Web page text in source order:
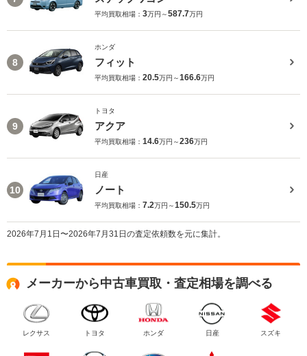
平均買取相場： 3万円～587.7万円
8
ホンダ
フィット
平均買取相場： 20.5万円～166.6万円
9
トヨタ
アクア
平均買取相場： 14.6万円～236万円
10
日産
ノート
平均買取相場： 7.2万円～150.5万円
2026年7月1日〜2026年7月31日の査定依頼数を元に集計。
メーカーから中古車買取・査定相場を調べる
レクサス トヨタ ホンダ 日産 スズキ